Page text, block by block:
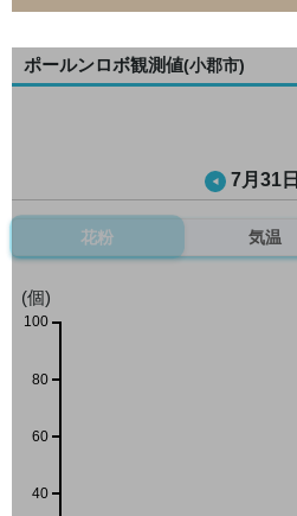
ポールンロボ観測値(小郡市)
7月31日
花粉 気温
(個)
40
60
80
100